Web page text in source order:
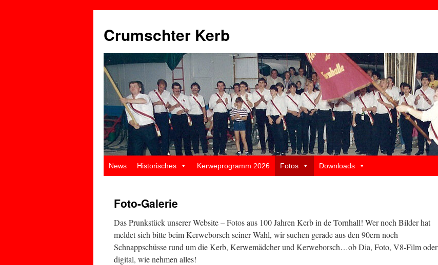
springen
Crumschter Kerb
News Historisches Kerweprogramm 2026 Fotos Downloads
Foto-Galerie
Das Prunkstück unserer Website – Fotos aus 100 Jahren Kerb in de Tornhall! Wer noch Bilder hat
meldet sich bitte beim Kerweborsch seiner Wahl, wir suchen gerade aus den 90ern noch
Schnappschüsse rund um die Kerb, Kerwemädcher und Kerweborsch…ob Dia, Foto, V8-Film oder
digital, wie nehmen alles!